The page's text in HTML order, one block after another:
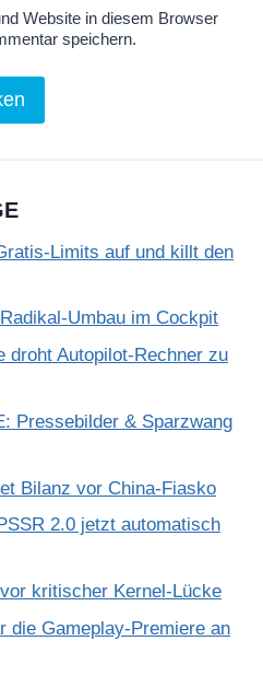
e
e
Website in diesem Browser
speichern.
Limits auf und killt den
Umbau im Cockpit
droht Autopilot-Rechner zu
Pressebilder & Sparzwang
Bilanz vor China-Fiasko
2.0 jetzt automatisch
kritischer Kernel-Lücke
die Gameplay-Premiere an